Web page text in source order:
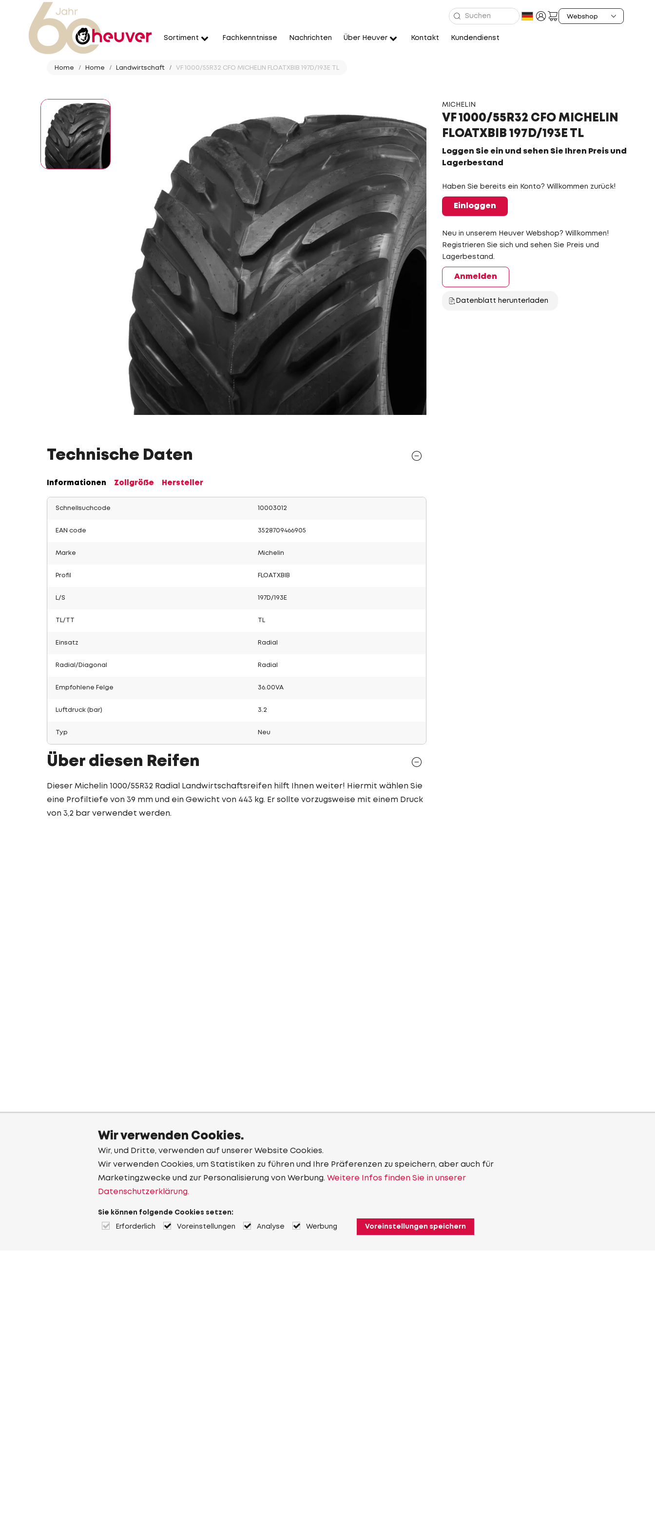
Sortiment Fachkenntnisse Nachrichten Über Heuver Kontakt Kundendienst
Home Home Landwirtschaft VF 1000/55R32 CFO MICHELIN FLOATXBIB 197D/193E TL
MICHELIN
VF 1000/55R32 CFO MICHELIN
FLOATXBIB 197D/193E TL
Loggen Sie ein und sehen Sie Ihren Preis und
Lagerbestand
Haben Sie bereits ein Konto? Willkommen zurück!
Einloggen
Neu in unserem Heuver Webshop? Willkommen!
Registrieren Sie sich und sehen Sie Preis und
Lagerbestand.
Anmelden
Datenblatt herunterladen
Technische Daten
Informationen Zollgröße Hersteller
Schnellsuchcode 10003012
EAN code 3528709466905
Marke Michelin
Profil FLOATXBIB
L/S 197D/193E
TL/TT
Einsatz Radial
Radial/Diagonal Radial
Empfohlene Felge 36.00VA
Luftdruck (bar) 3.2
Typ Neu
Über diesen Reifen
Dieser Michelin 1000/55R32 Radial Landwirtschaftsreifen hilft Ihnen weiter! Hiermit wählen Sie
eine Profiltiefe von 39 mm und ein Gewicht von 443 kg. Er sollte vorzugsweise mit einem Druck
von 3,2 bar verwendet werden.
Wir verwenden Cookies.
Wir, und Dritte, verwenden auf unserer Website Cookies.
Wir verwenden Cookies, um Statistiken zu führen und Ihre Präferenzen zu speichern, aber auch für
Marketingzwecke und zur Personalisierung von Werbung. Weitere Infos finden Sie in unserer
Datenschutzerklärung.
Sie können folgende Cookies setzen:
Erforderlich Voreinstellungen Analyse Werbung Voreinstellungen speichern